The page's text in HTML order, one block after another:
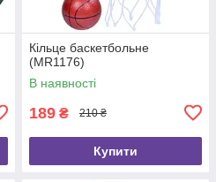
Кільце баскетбольне
(MR1176)
В наявності
189 ₴ 210 ₴
Купити